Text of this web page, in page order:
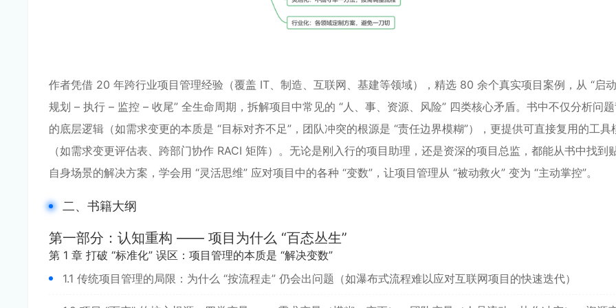
作者凭借 20 年跨行业项目管理经验（覆盖 IT、制造、互联网、基建等领域），精选 80 余个真实项目案例，从 “启
规划 – 执行 – 监控 – 收尾” 全生命周期，拆解项目中常见的 “人、事、资源、风险” 四类核心矛盾。书中不仅分析问
的底层逻辑（如需求变更的本质是 “目标对齐不足”，团队冲突的根源是 “责任边界模糊”），更提供可直接复用的工具
（如需求变更评估表、跨部门协作 RACI 矩阵）。无论是刚入行的项目助理，还是资深的项目总监，都能从书中找到
自身场景的解决方案，学会用 “灵活思维” 应对项目中的各种 “变数”，让项目管理从 “被动救火” 变为 “主动掌控”。
二、书籍大纲
第一部分：认知重构 —— 项目为什么 “百态丛生”
第 1 章 打破 “标准化” 误区：项目管理的本质是 “解决变数”
1.1 传统项目管理的局限：为什么 “按流程走” 仍会出问题（如瀑布式流程难以应对互联网项目的快速迭代）